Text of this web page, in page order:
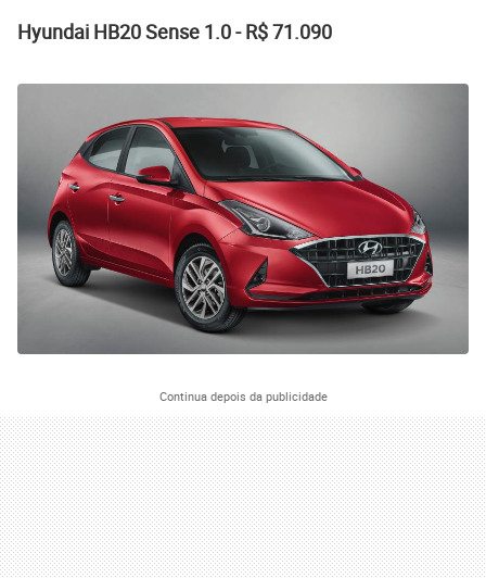
Hyundai HB20 Sense 1.0 - R$ 71.090
Continua depois da publicidade